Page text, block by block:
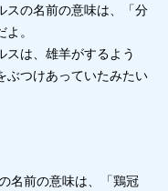
スの名前の意味は、「分
。
スは、雄羊がするよう
ぶつけあっていたみたい
名前の意味は、「鶏冠